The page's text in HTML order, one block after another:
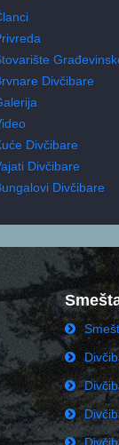
Divčibare
Divčibare
Divčibare
Divčibare